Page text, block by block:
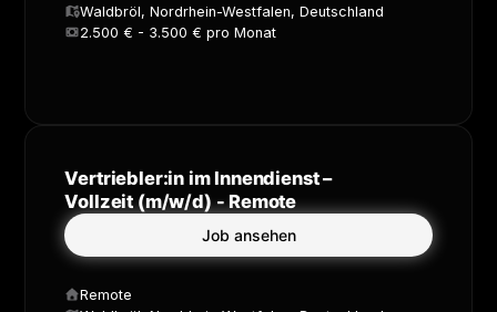
Waldbröl, Nordrhein-Westfalen, Deutschland
2.500 € - 3.500 € pro Monat
Vertriebler:in im Innendienst –
Vollzeit (m/w/d) - Remote
Job ansehen
Remote